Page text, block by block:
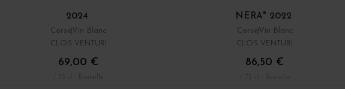
2024
Corse Vin Blanc
CLOS VENTURI
69,00 €
NERA" 2022
Corse Vin Blanc
CLOS VENTURI
86,50 €